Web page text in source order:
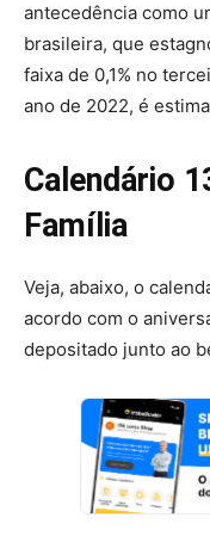
antecedência como
brasileira, que
faixa de 0,1% no
ano de 2022, é
Calendário
Família
Veja, abaixo, o
acordo com o
depositado junto ao